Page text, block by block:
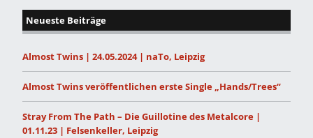
Neueste Beiträge
Almost Twins | 24.05.2024 | naTo, Leipzig
Almost Twins veröffentlichen erste Single „Hands/Trees“
Stray From The Path – Die Guillotine des Metalcore |
01.11.23 | Felsenkeller, Leipzig